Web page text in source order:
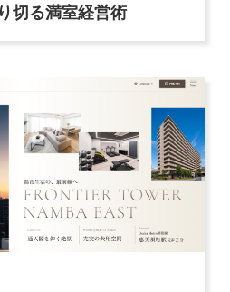
切る満室経営術